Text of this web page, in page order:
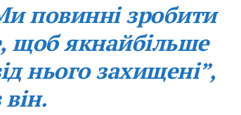
повинні зробити
щоб якнайбільше
нього захищені”,